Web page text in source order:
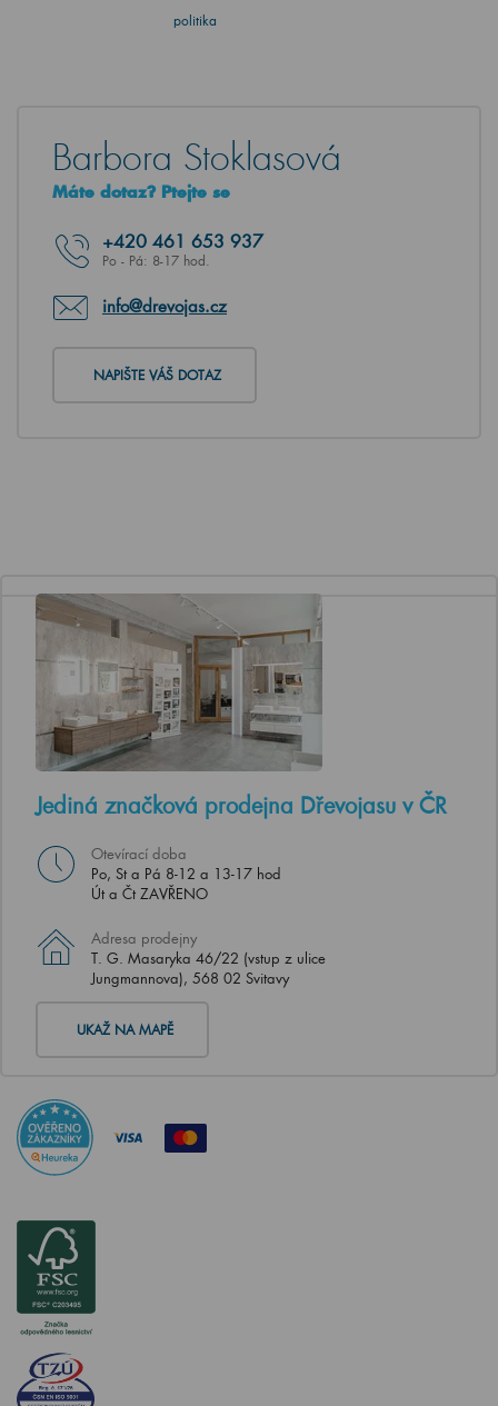
politika
Barbora Stoklasová
Máte dotaz? Ptejte se
+420 461 653 937
Po - Pá: 8-17 hod.
info@drevojas.cz
NAPIŠTE VÁŠ DOTAZ
Jediná značková prodejna Dřevojasu v ČR
Otevírací doba
Po, St a Pá 8-12 a 13-17 hod
Út a Čt ZAVŘENO
Adresa prodejny
T. G. Masaryka 46/22 (vstup z ulice
Jungmannova), 568 02 Svitavy
UKAŽ NA MAPĚ